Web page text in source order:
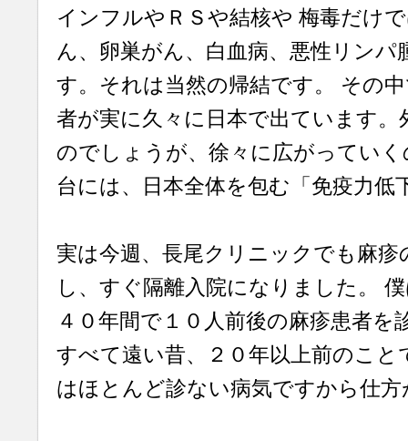
インフルやＲＳや結核や 梅毒だけ
ん、卵巣がん、白血病、悪性リンパ
す。それは当然の帰結です。 その
者が実に久々に日本で出ています
のでしょうが、徐々に広がってい
台には、日本全体を包む「免疫力低
実は今週、長尾クリニックでも麻疹
し、すぐ隔離入院になりました。
４０年間で１０人前後の麻疹患者
すべて遠い昔、２０年以上前のこと
はほとんど診ない病気ですから仕